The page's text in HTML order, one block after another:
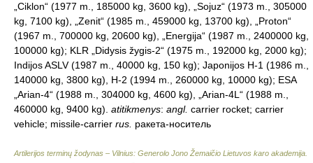
„Ciklon“ (1977 m., 185000 kg, 3600 kg), „Sojuz“ (1973 m., 305000
kg, 7100 kg), „Zenit“ (1985 m., 459000 kg, 13700 kg), „Proton“
(1967 m., 700000 kg, 20600 kg), „Energija“ (1987 m., 2400000 kg,
100000 kg); KLR „Didysis žygis-2“ (1975 m., 192000 kg, 2000 kg);
Indijos ASLV (1987 m., 40000 kg, 150 kg); Japonijos H-1 (1986 m.,
140000 kg, 3800 kg), H-2 (1994 m., 260000 kg, 10000 kg); ESA
„Arian-4“ (1988 m., 304000 kg, 4600 kg), „Arian-4L“ (1988 m.,
460000 kg, 9400 kg). atitikmenys: angl. carrier rocket; carrier
vehicle; missile-carrier rus. ракета-носитель
Artilerijos terminų žodynas – Vilnius: Generolo Jono Žemaičio Lietuvos karo akademija